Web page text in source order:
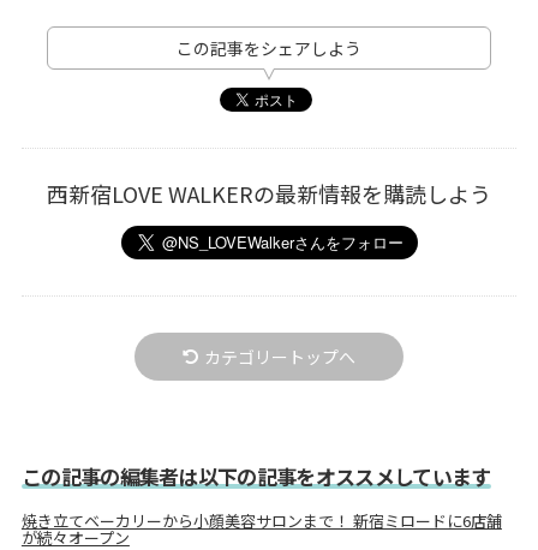
この記事をシェアしよう
西新宿LOVE WALKERの最新情報を購読しよう
カテゴリートップへ
この記事の編集者は以下の記事をオススメしています
焼き立てベーカリーから小顔美容サロンまで！ 新宿ミロードに6店舗
が続々オープン